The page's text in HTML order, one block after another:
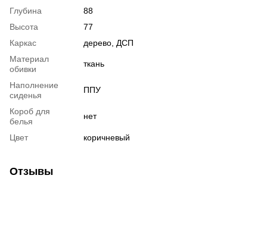
Глубина
88
Высота
77
Каркас
дерево, ДСП
Материал
обивки
ткань
Наполнение
сиденья
ППУ
Короб для
белья
нет
Цвет коричневый
Отзывы